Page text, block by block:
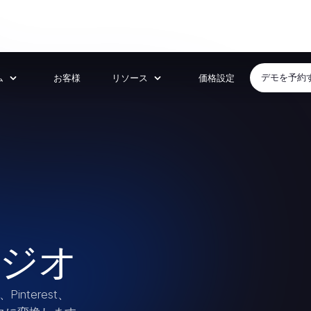
お客様 リソース 価格設定 デモを予約
オ
Pinterest、